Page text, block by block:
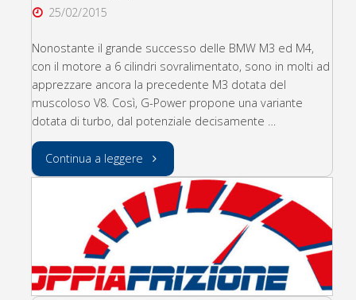
25/02/2015
Nonostante il grande successo delle BMW M3 ed M4,
con il motore a 6 cilindri sovralimentato, sono in molti ad
apprezzare ancora la precedente M3 dotata del
muscoloso V8. Così, G-Power propone una variante
dotata di turbo, dal potenziale decisamente …
Continua a leggere "bmw
m3
g-